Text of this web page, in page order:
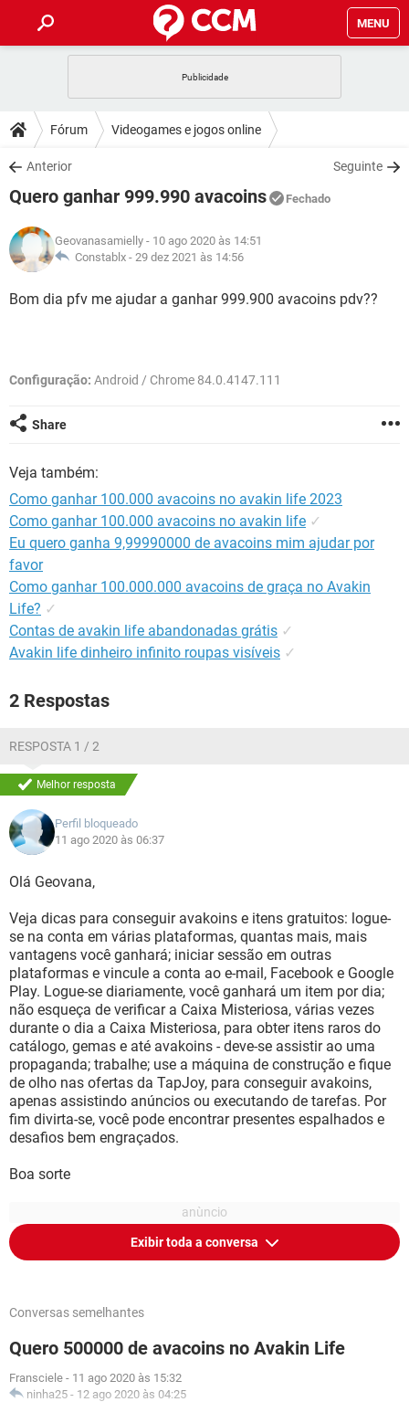
MENU
CELULAR FACEBOOK
OUTLOOK
INSTAGRAM GMAIL
GUIA DE COMPRAS
DICAS
JOGOS WHATSAPP
INSTAGRAM GMAIL
GUIA DE COMPRAS
DOWNLOADS
JOGOS WHATSAPP
CELULAR
OUTLOOK EXCEL
INSTAGRAM GMAIL
FÓRUM
JOGOS WHATSAPP
CELULAR
OUTLOOK EXCEL
GLOSSÁRIO
JOGOS WHATSAPP
INSTAGRAM GMAIL
GUIA DE COMPRAS
Fórum Videogames e jogos online
Anterior Seguinte
Quero ganhar 999.990 avacoins Fechado
Geovanasamielly - 10 ago 2020 às 14:51
Constablx - 29 dez 2021 às 14:56
Bom dia pfv me ajudar a ganhar 999.900 avacoins pdv??
Configuração: Android / Chrome 84.0.4147.111
Share
Veja também:
Como ganhar 100.000 avacoins no avakin life 2023
Como ganhar 100.000 avacoins no avakin life ✓
Eu quero ganha 9,99990000 de avacoins mim ajudar por
favor
Como ganhar 100.000.000 avacoins de graça no Avakin
Life? ✓
Contas de avakin life abandonadas grátis ✓
Avakin life dinheiro infinito roupas visíveis ✓
2 Respostas
RESPOSTA 1 / 2
Melhor resposta
Perfil bloqueado
11 ago 2020 às 06:37
Olá Geovana,
Veja dicas para conseguir avakoins e itens gratuitos: logue-
se na conta em várias plataformas, quantas mais, mais
vantagens você ganhará; iniciar sessão em outras
plataformas e vincule a conta ao e-mail, Facebook e Google
Play. Logue-se diariamente, você ganhará um item por dia;
não esqueça de verificar a Caixa Misteriosa, várias vezes
durante o dia a Caixa Misteriosa, para obter itens raros do
catálogo, gemas e até avakoins - deve-se assistir ao uma
propaganda; trabalhe; use a máquina de construção e fique
de olho nas ofertas da TapJoy, para conseguir avakoins,
apenas assistindo anúncios ou executando de tarefas. Por
fim divirta-se, você pode encontrar presentes espalhados e
desafios bem engraçados.
Boa sorte
Exibir toda a conversa
Conversas semelhantes
Quero 500000 de avacoins no Avakin Life
Fransciele - 11 ago 2020 às 15:32
ninha25 - 12 ago 2020 às 04:25